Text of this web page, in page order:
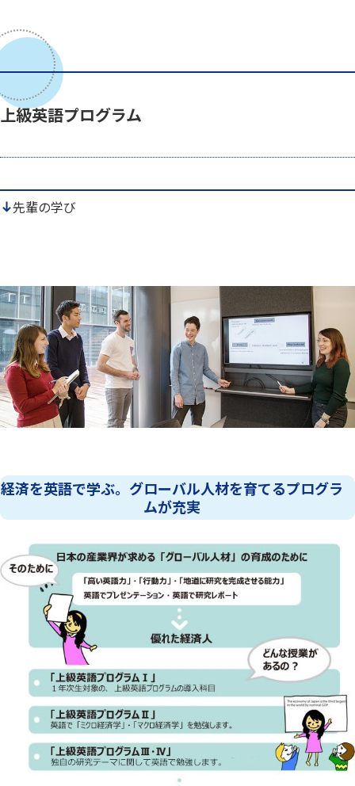
上級英語プログラム
先輩の学び
経済を英語で学ぶ。グローバル人材を育てるプログラ
ムが充実